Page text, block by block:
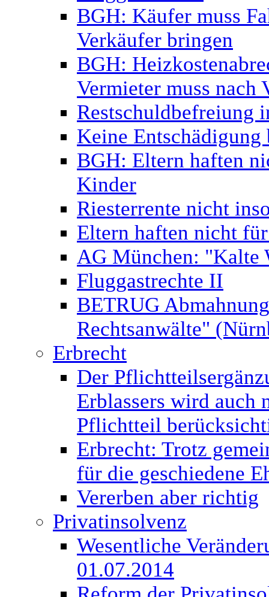
BGH: Käufer muss
Verkäufer bringen
BGH:
Vermieter muss nach
Restschuldbefreiung
Keine
BGH: Eltern haften
Kinder
Riesterrente nicht
Eltern haften nicht
AG München: "Kalte
Fluggastrechte II
BETRUG
Rechtsanwälte"
Erbrecht
Der
Erblassers wird auch
Pflichtteil
Erbrecht: Trotz
für die geschiedene
Vererben aber richtig
Privatinsolvenz
Wesentliche
01.07.2014